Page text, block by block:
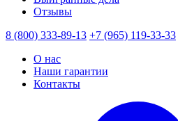
Отзывы
8 (800) 333-89-13 +7 (965) 119-33-33
О нас
Наши гарантии
Контакты